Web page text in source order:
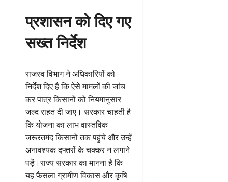
प्रशासन को दिए गए
सख्त निर्देश
राजस्व विभाग ने अधिकारियों को
निर्देश दिए हैं कि ऐसे मामलों की जांच
कर पात्र किसानों को नियमानुसार
जल्द राहत दी जाए। सरकार चाहती है
कि योजना का लाभ वास्तविक
जरूरतमंद किसानों तक पहुंचे और उन्हें
अनावश्यक दफ्तरों के चक्कर न लगाने
पड़ें।राज्य सरकार का मानना है कि
यह फैसला ग्रामीण विकास और कृषि